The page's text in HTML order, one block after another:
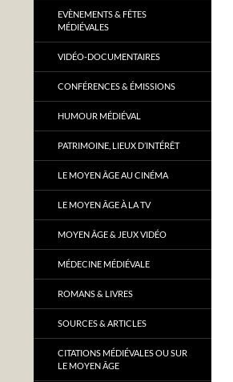
EVÈNEMENTS & FÊTES
MÉDIÉVALES
VIDÉO-DOCUMENTAIRES
CONFÉRENCES & ÉMISSIONS
HUMOUR MÉDIÉVAL
PATRIMOINE, LIEUX D’INTÉRÊT
LE MOYEN ÂGE AU CINÉMA
LE MOYEN ÂGE À LA TV
MOYEN ÂGE & JEUX VIDÉO
MÉDECINE MÉDIÉVALE
ROMANS & LIVRES
SOURCES & ARTICLES
CITATIONS MÉDIÉVALES OU SUR
LE MOYEN ÂGE